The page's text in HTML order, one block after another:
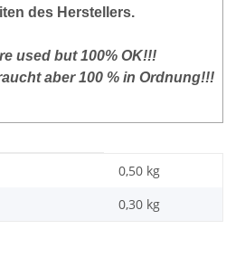
des Herstellers.
used but 100% OK!!!
aber 100 % in Ordnung!!!
0,50 kg
0,30 kg